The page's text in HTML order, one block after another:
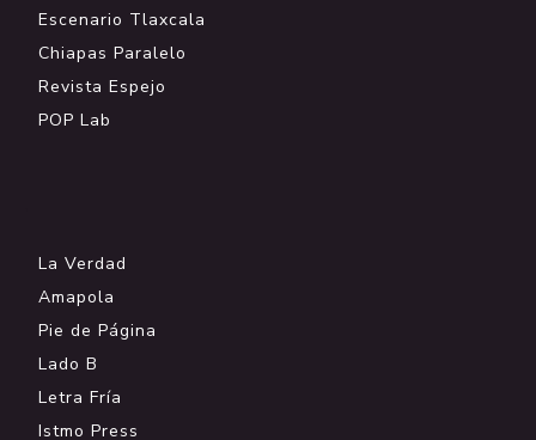
Escenario Tlaxcala
Chiapas Paralelo
Revista Espejo
POP Lab
La Verdad
Amapola
Pie de Página
Lado B
Letra Fría
Istmo Press